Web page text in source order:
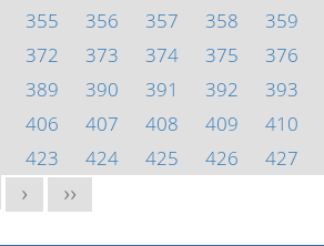
355 356 357 358 359
372 373 374 375 376
389 390 391 392 393
406 407 408 409 410
423 424 425 426 427
> >>